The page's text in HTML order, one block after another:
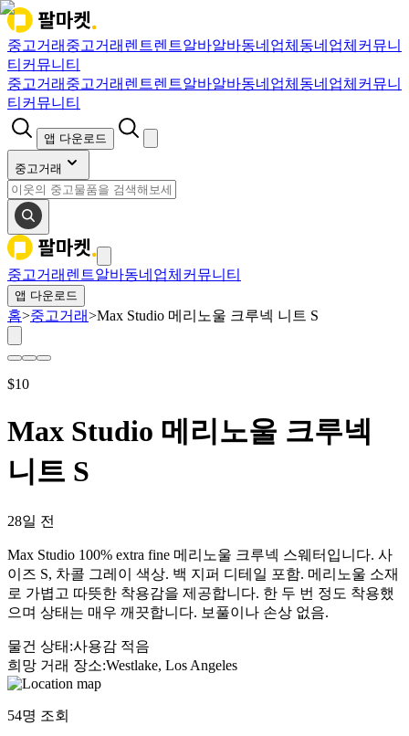
중고거래 중고거래 렌트렌트알바알바동네업체 동네업체 커뮤니
티 커뮤니티
중고거래 중고거래 렌트렌트알바알바동네업체 동네업체 커뮤니
티 커뮤니티
앱 다운로드
중고거래
중고거래 렌트알바동네업체 커뮤니티
앱 다운로드
홈>중고거래>Max Studio 메리노울 크루넥 니트 S
$10
Max Studio 메리노울 크루넥
니트 S
28일 전
Max Studio 100% extra fine 메리노울 크루넥 스웨터입니다. 사
이즈 S, 차콜 그레이 색상. 백 지퍼 디테일 포함. 메리노울 소재
로 가볍고 따뜻한 착용감을 제공합니다. 한 두 번 정도 착용했
으며 상태는 매우 깨끗합니다. 보풀이나 손상 없음.
물건 상태 :사용감 적음
희망 거래 장소:Westlake, Los Angeles
54명 조회